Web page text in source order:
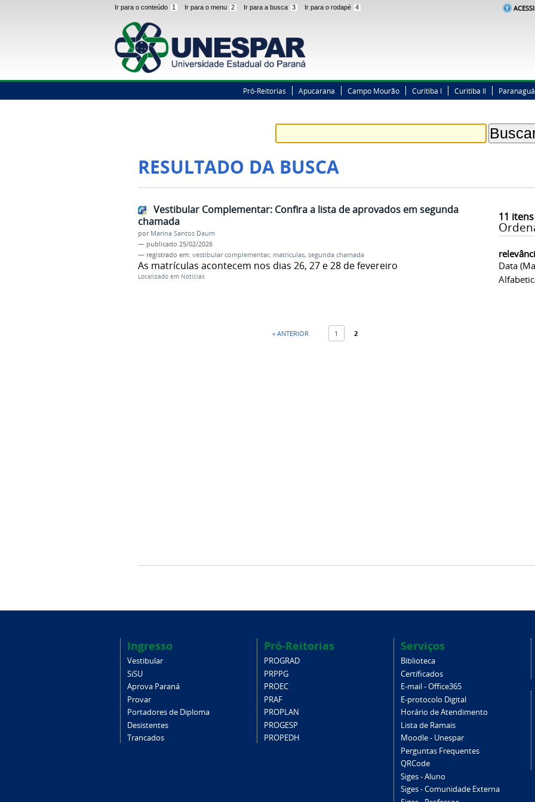
Ir para o conteúdo 1 Ir para o menu 2 Ir para a busca 3 Ir para o rodapé 4
Pró-Reitorias Apucarana Campo Mourão Curitiba I Curitiba II Paranaguá
RESULTADO DA BUSCA
11
Data
Vestibular Complementar: Confira a lista de aprovados em segunda
chamada
por Marina Santos Daum
— publicado 25/02/2026
— registrado em: vestibular complementar, matriculas, segunda chamada
As matrículas acontecem nos dias 26, 27 e 28 de fevereiro
Localizado em Notícias
« ANTERIOR 1 2
Ingresso
Vestibular
SiSU
Aprova Paraná
Provar
Portadores de Diploma
Desistentes
Trancados
Pró-Reitorias
PROGRAD
PRPPG
PROEC
PRAF
PROPLAN
PROGESP
PROPEDH
Serviços
Biblioteca
Certificados
E-mail - Office365
E-protocolo Digital
Horário de Atendimento
Lista de Ramais
Moodle - Unespar
Perguntas Frequentes
QRCode
Siges - Aluno
Siges - Comunidade Externa